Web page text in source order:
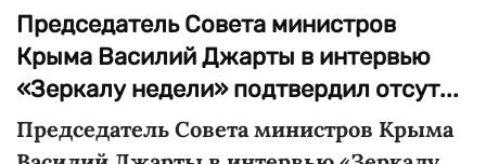
Председатель Совета министров
Крыма Василий Джарты в интервью
«Зеркалу недели» подтвердил отсут...
Председатель Совета министров Крыма